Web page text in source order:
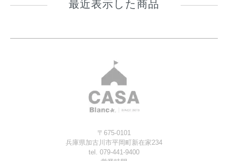
最近表示した商品
〒675-0101
兵庫県加古川市平岡町新在家234
tel. 079-441-9400